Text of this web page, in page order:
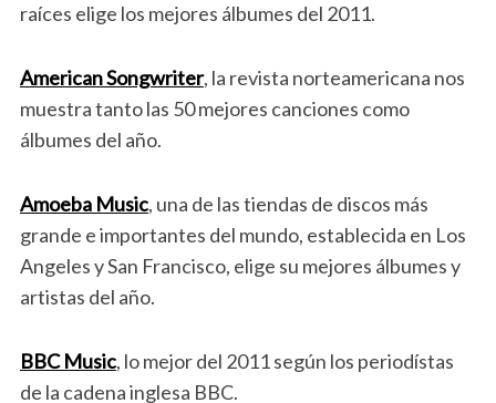
raíces elige los mejores álbumes del 2011.
American Songwriter, la revista norteamericana nos
muestra tanto las 50 mejores canciones como
álbumes del año.
Amoeba Music, una de las tiendas de discos más
grande e importantes del mundo, establecida en Los
Angeles y San Francisco, elige su mejores álbumes y
artistas del año.
BBC Music, lo mejor del 2011 según los periodístas
de la cadena inglesa BBC.